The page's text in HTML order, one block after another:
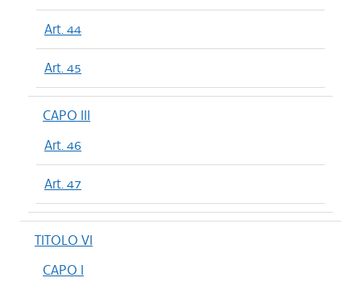
Art. 44
Art. 45
CAPO III
Art. 46
Art. 47
TITOLO VI
CAPO I